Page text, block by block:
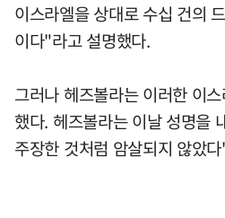
이스라엘을 상대로 수십 건의
이다"라고 설명했다.
그러나 헤즈볼라는 이러한 이
했다. 헤즈볼라는 이날 성명을
주장한 것처럼 암살되지 않았